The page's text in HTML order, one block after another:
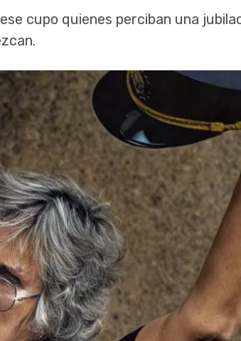
cupo quienes perciban una